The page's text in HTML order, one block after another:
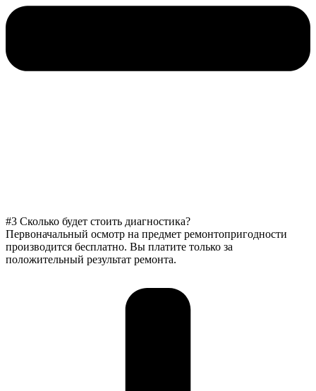
#3 Сколько будет стоить диагностика?
Первоначальный осмотр на предмет ремонтопригодности
производится бесплатно. Вы платите только за
положительный результат ремонта.